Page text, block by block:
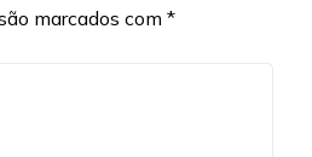
marcados com *